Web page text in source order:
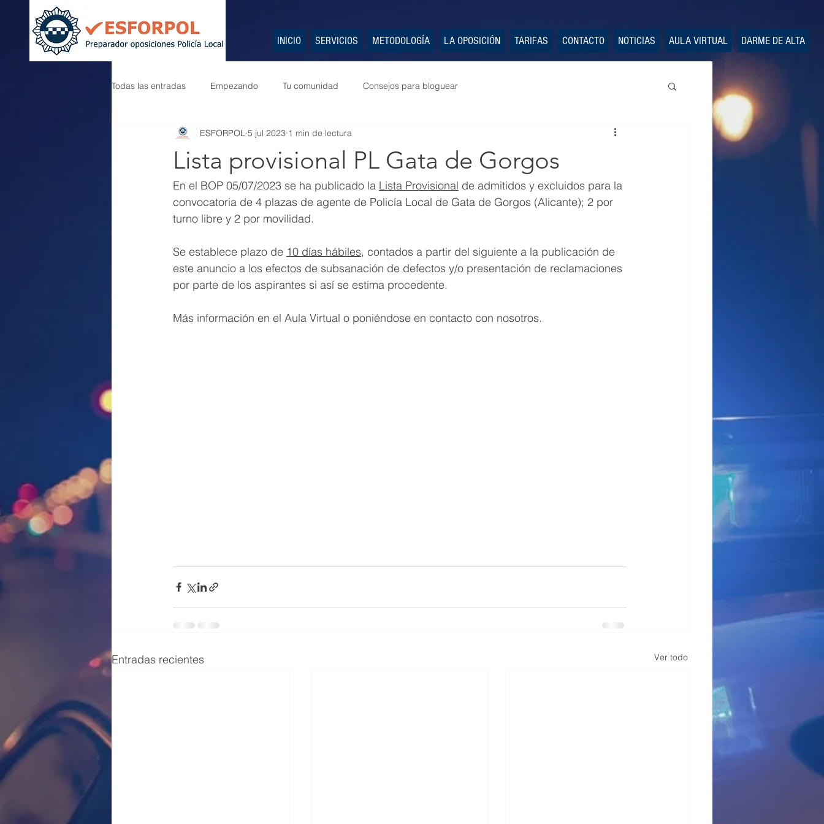
INICIO SERVICIOS METODOLOGÍA LA OPOSICIÓN TARIFAS CONTACTO NOTICIAS AULA VIRTUAL DARME DE ALTA
Todas las entradas Empezando Tu comunidad Consejos para bloguear
Lista provisional PL Gata de Gorgos
ESFORPOL 5 jul 2023 1 min de lectura
En el BOP 05/07/2023 se ha publicado la Lista Provisional de admitidos y excluidos para la
convocatoria de 4 plazas de agente de Policía Local de Gata de Gorgos (Alicante); 2 por
turno libre y 2 por movilidad.
Se establece plazo de 10 días hábiles, contados a partir del siguiente a la publicación de
este anuncio a los efectos de subsanación de defectos y/o presentación de reclamaciones
por parte de los aspirantes si así se estima procedente.
Más información en el Aula Virtual o poniéndose en contacto con nosotros.
Entradas recientes Ver todo